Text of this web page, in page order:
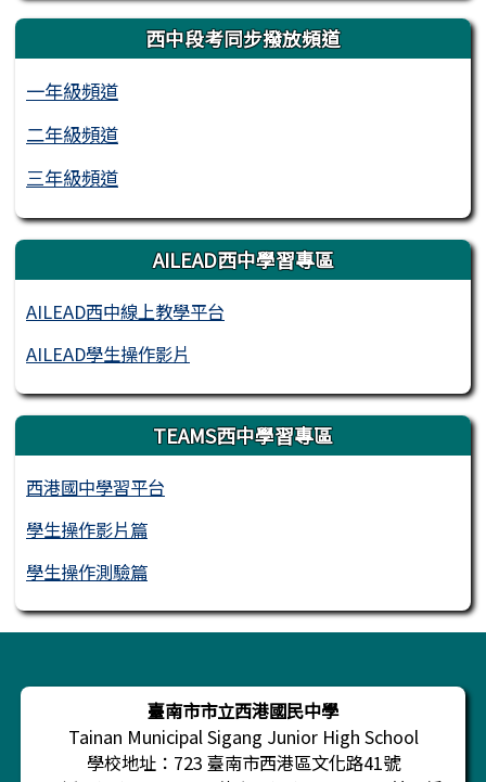
西中段考同步撥放頻道
一年級頻道
二年級頻道
三年級頻道
AILEAD西中學習專區
AILEAD西中線上教學平台
AILEAD學生操作影片
TEAMS西中學習專區
西港國中學習平台
學生操作影片篇
學生操作測驗篇
頁尾區域內容
臺南市市立西港國民中學
Tainan Municipal Sigang Junior High School
學校地址：723 臺南市西港區文化路41號